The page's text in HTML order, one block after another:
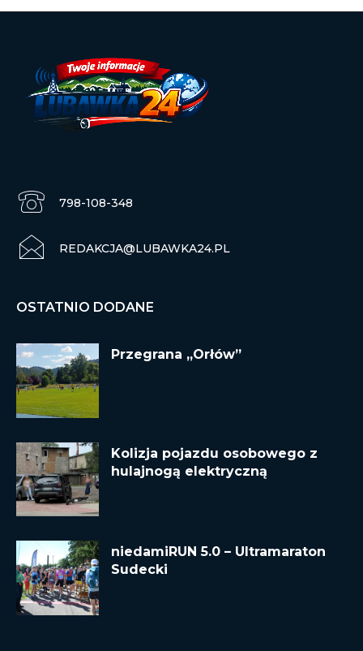
798-108-348
REDAKCJA@LUBAWKA24.PL
OSTATNIO DODANE
Przegrana „Orłów”
Kolizja pojazdu osobowego z
hulajnogą elektryczną
niedamiRUN 5.0 – Ultramaraton
Sudecki